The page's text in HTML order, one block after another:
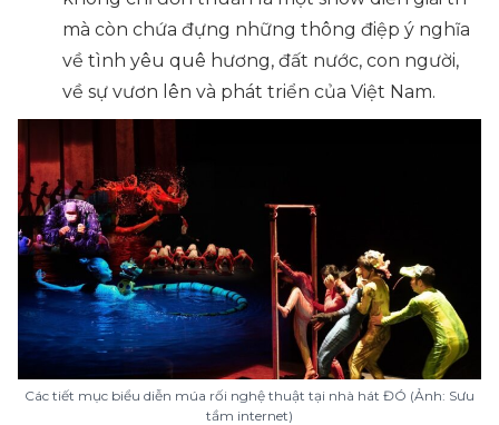
mà còn chứa đựng những thông điệp ý nghĩa
về tình yêu quê hương, đất nước, con người,
về sự vươn lên và phát triển của Việt Nam.
Các tiết mục biểu diễn múa rối nghệ thuật tại nhà hát ĐÓ (Ảnh: Sưu
tầm internet)